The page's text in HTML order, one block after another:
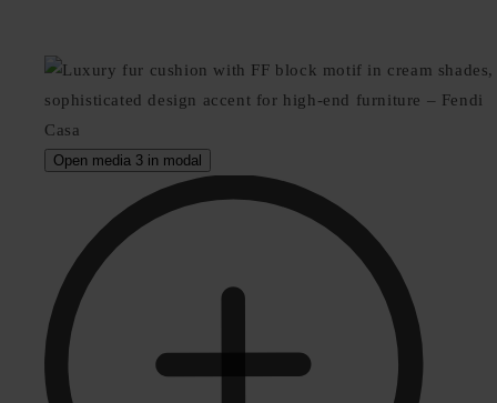
Open media 3 in modal